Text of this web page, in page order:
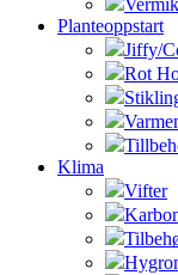
Planteoppstart
Jiffy/
Rot
Klima
Vifter